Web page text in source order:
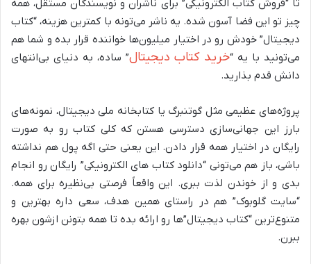
تا “فروش کتاب الکترونیکی” برای ناشران و نویسندگان مستقل، همه
چیز تو این فضا آسون شده. یه ناشر می‌تونه با کمترین هزینه، “کتاب
دیجیتال” خودش رو در اختیار میلیون‌ها خواننده قرار بده و شما هم
می‌تونید با یه “خرید کتاب دیجیتال” ساده، به دنیای بی‌انتهای
دانش قدم بذارید.
پروژه‌های عظیمی مثل گوتنبرگ یا کتابخانه ملی دیجیتال، نمونه‌های
بارز این جهانی‌سازی دسترسی هستن که کلی کتاب رو به صورت
رایگان در اختیار همه قرار دادن. این یعنی حتی اگه پول هم نداشته
باشی، باز هم می‌تونی “دانلود کتاب های الکترونیکی” رایگان رو انجام
بدی و از خوندن لذت ببری. این واقعاً فرصتی بی‌نظیره برای همه.
“سایت گلوبوک” هم در راستای همین هدف، سعی داره بهترین و
متنوع‌ترین “کتاب دیجیتال”‌ها رو ارائه بده تا همه بتونن ازشون بهره
ببرن.